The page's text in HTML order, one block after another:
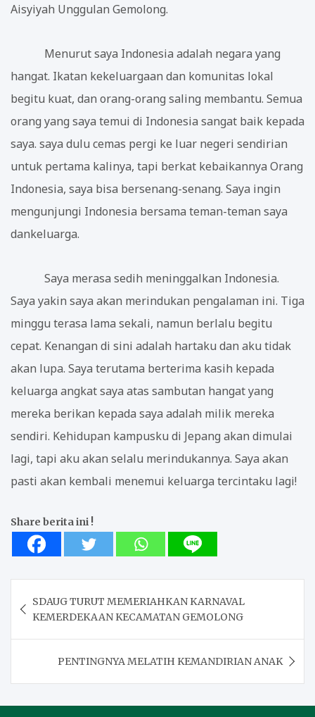
Aisyiyah Unggulan Gemolong.
Menurut saya Indonesia adalah negara yang
hangat. Ikatan kekeluargaan dan komunitas lokal
begitu kuat, dan orang-orang saling membantu. Semua
orang yang saya temui di Indonesia sangat baik kepada
saya. saya dulu cemas pergi ke luar negeri sendirian
untuk pertama kalinya, tapi berkat kebaikannya Orang
Indonesia, saya bisa bersenang-senang. Saya ingin
mengunjungi Indonesia bersama teman-teman saya
dankeluarga.
Saya merasa sedih meninggalkan Indonesia.
Saya yakin saya akan merindukan pengalaman ini. Tiga
minggu terasa lama sekali, namun berlalu begitu
cepat. Kenangan di sini adalah hartaku dan aku tidak
akan lupa. Saya terutama berterima kasih kepada
keluarga angkat saya atas sambutan hangat yang
mereka berikan kepada saya adalah milik mereka
sendiri. Kehidupan kampusku di Jepang akan dimulai
lagi, tapi aku akan selalu merindukannya. Saya akan
pasti akan kembali menemui keluarga tercintaku lagi!
Share berita ini !
navigation
SDAUG TURUT MEMERIAHKAN KARNAVAL
KEMERDEKAAN KECAMATAN GEMOLONG
PENTINGNYA MELATIH KEMANDIRIAN ANAK